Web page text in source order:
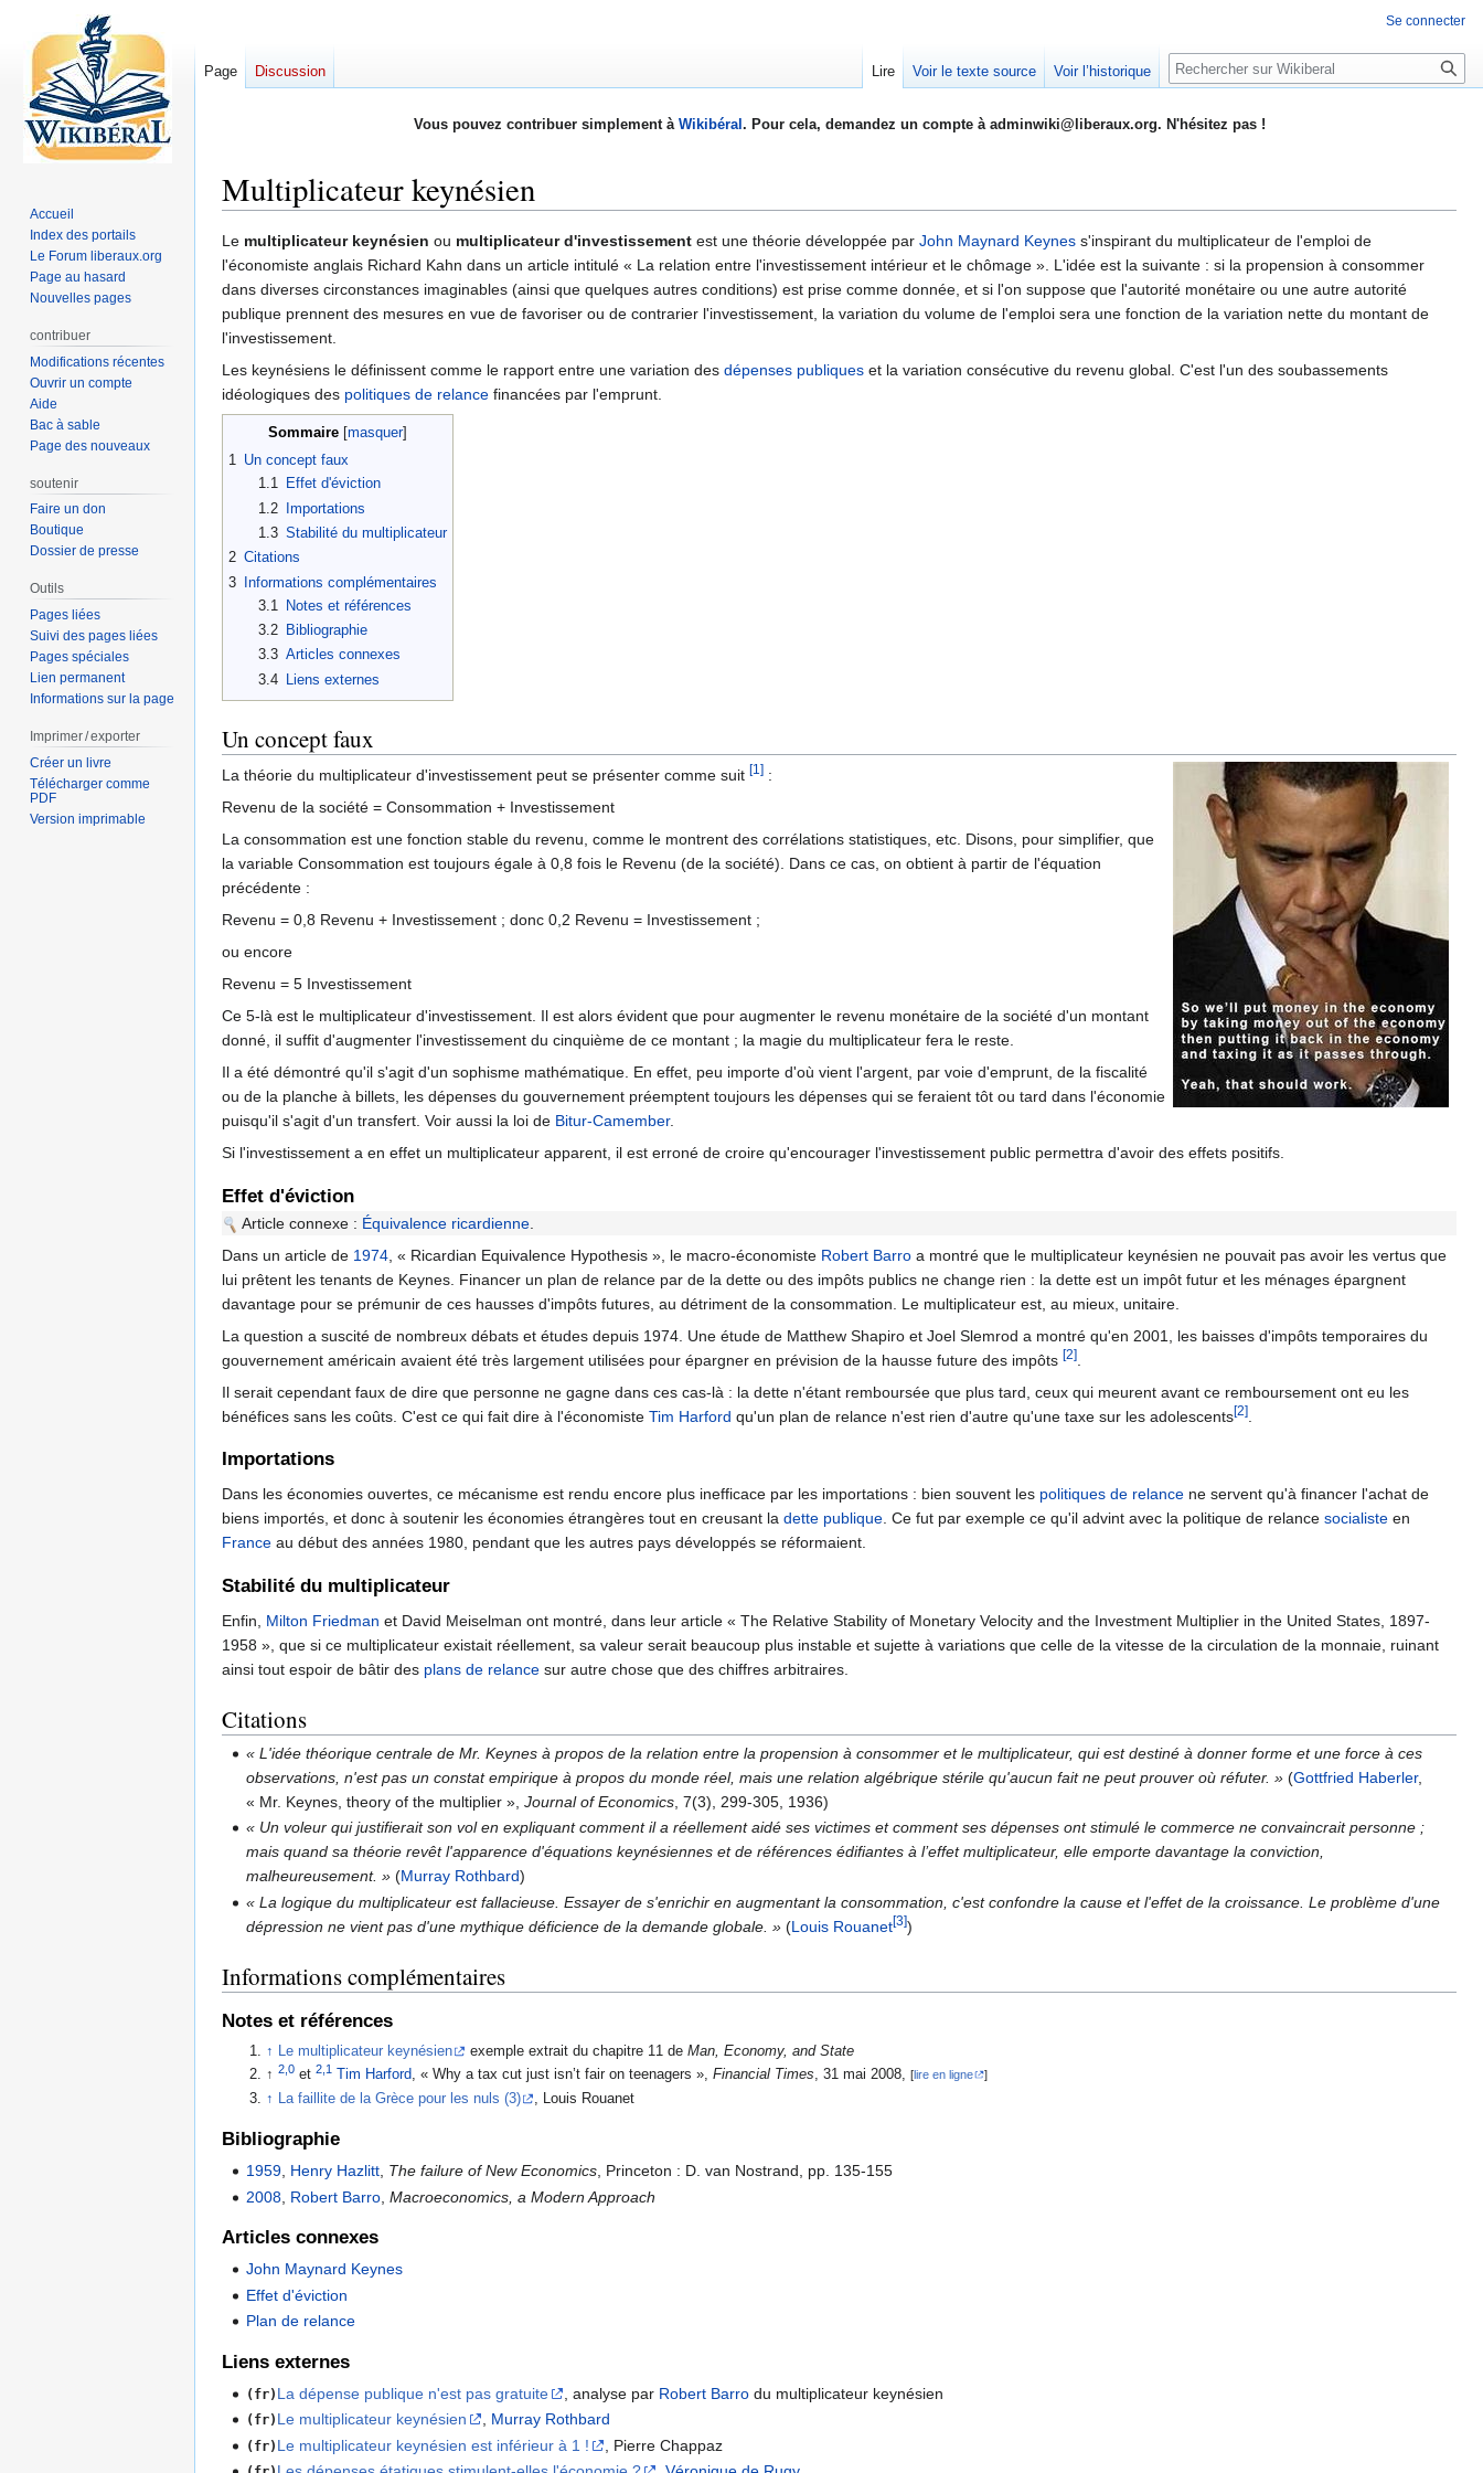
Vous pouvez contribuer simplement à Wikibéral . Pour cela, demandez un compte à adminwiki@liberaux.org. N'hésitez pas !
Multiplicateur keynésien
Aller
à
la
navigation
Aller
à
la
recherche
Le multiplicateur keynésien ou multiplicateur d'investissement est une théorie développée par John Maynard Keynes s'inspirant du multiplicateur de l'emploi de
l'économiste anglais Richard Kahn dans un article intitulé « La relation entre l'investissement intérieur et le chômage ». L'idée est la suivante : si la propension à consommer
dans diverses circonstances imaginables (ainsi que quelques autres conditions) est prise comme donnée, et si l'on suppose que l'autorité monétaire ou une autre autorité
publique prennent des mesures en vue de favoriser ou de contrarier l'investissement, la variation du volume de l'emploi sera une fonction de la variation nette du montant de
l'investissement.
Les keynésiens le définissent comme le rapport entre une variation des dépenses publiques et la variation consécutive du revenu global. C'est l'un des soubassements
idéologiques des politiques de relance financées par l'emprunt.
Sommaire
1 Un concept faux
1.1
Effet d'éviction
1.2
Importations
1.3 Stabilité du multiplicateur
2 Citations
3
Informations complémentaires
3.1
Notes et références
3.2
Bibliographie
3.3 Articles connexes
3.4
Liens externes
Un concept faux
La théorie du multiplicateur d'investissement peut se présenter comme suit [1] :
Revenu de la société = Consommation + Investissement
La consommation est une fonction stable du revenu, comme le montrent des corrélations statistiques, etc. Disons, pour simplifier, que
la variable Consommation est toujours égale à 0,8 fois le Revenu (de la société). Dans ce cas, on obtient à partir de l'équation
précédente :
Revenu = 0,8 Revenu + Investissement ; donc 0,2 Revenu = Investissement ;
ou encore
Revenu = 5 Investissement
Ce 5-là est le multiplicateur d'investissement. Il est alors évident que pour augmenter le revenu monétaire de la société d'un montant
donné, il suffit d'augmenter l'investissement du cinquième de ce montant ; la magie du multiplicateur fera le reste.
Il a été démontré qu'il s'agit d'un sophisme mathématique. En effet, peu importe d'où vient l'argent, par voie d'emprunt, de la fiscalité
ou de la planche à billets, les dépenses du gouvernement préemptent toujours les dépenses qui se feraient tôt ou tard dans l'économie
puisqu'il s'agit d'un transfert. Voir aussi la loi de Bitur-Camember.
Si l'investissement a en effet un multiplicateur apparent, il est erroné de croire qu'encourager l'investissement public permettra d'avoir des effets positifs.
Effet d'éviction
Article connexe : Équivalence ricardienne
Dans un article de 1974 , « Ricardian Equivalence Hypothesis », le macro-économiste Robert Barro a montré que le multiplicateur keynésien ne pouvait pas avoir les vertus que
lui prêtent les tenants de Keynes. Financer un plan de relance par de la dette ou des impôts publics ne change rien : la dette est un impôt futur et les ménages épargnent
davantage pour se prémunir de ces hausses d'impôts futures, au détriment de la consommation. Le multiplicateur est, au mieux, unitaire.
La question a suscité de nombreux débats et études depuis 1974. Une étude de Matthew Shapiro et Joel Slemrod a montré qu'en 2001, les baisses d'impôts temporaires du
gouvernement américain avaient été très largement utilisées pour épargner en prévision de la hausse future des impôts [2]
Il serait cependant faux de dire que personne ne gagne dans ces cas-là : la dette n'étant remboursée que plus tard, ceux qui meurent avant ce remboursement ont eu les
bénéfices sans les coûts. C'est ce qui fait dire à l'économiste Tim Harford qu'un plan de relance n'est rien d'autre qu'une taxe sur les adolescents[2]
Importations
Dans les économies ouvertes, ce mécanisme est rendu encore plus inefficace par les importations : bien souvent les politiques de relance ne servent qu'à financer l'achat de
biens importés, et donc à soutenir les économies étrangères tout en creusant la dette publique. Ce fut par exemple ce qu'il advint avec la politique de relance socialiste en
France au début des années 1980, pendant que les autres pays développés se réformaient.
Stabilité du multiplicateur
Enfin, Milton Friedman et David Meiselman ont montré, dans leur article « The Relative Stability of Monetary Velocity and the Investment Multiplier in the United States, 1897-
1958 », que si ce multiplicateur existait réellement, sa valeur serait beaucoup plus instable et sujette à variations que celle de la vitesse de la circulation de la monnaie, ruinant
ainsi tout espoir de bâtir des plans de relance sur autre chose que des chiffres arbitraires.
Citations
« L'idée théorique centrale de Mr. Keynes à propos de la relation entre la propension à consommer et le multiplicateur, qui est destiné à donner forme et une force à ces
observations, n'est pas un constat empirique à propos du monde réel, mais une relation algébrique stérile qu'aucun fait ne peut prouver où réfuter. » (Gottfried Haberler,
« Mr. Keynes, theory of the multiplier »,Journal of Economics , 7(3), 299-305, 1936)
« Un voleur qui justifierait son vol en expliquant comment il a réellement aidé ses victimes et comment ses dépenses ont stimulé le commerce ne convaincrait personne ;
mais quand sa théorie revêt l'apparence d'équations keynésiennes et de références édifiantes à l’effet multiplicateur, elle emporte davantage la conviction,
malheureusement. » (Murray Rothbard)
« La logique du multiplicateur est fallacieuse. Essayer de s'enrichir en augmentant la consommation, c'est confondre la cause et l'effet de la croissance. Le problème d'une
dépression ne vient pas d'une mythique déficience de la demande globale. » (Louis Rouanet[3])
Informations complémentaires
Notes et références
↑ Le multiplicateur keynésien exemple extrait du chapitre 11 deMan, Economy, and State
↑2,0 et2,1 Tim Harford, « Why a tax cut just isn’t fair on teenagers »,Financial Times, 31 mai 2008,[lire en ligne ]
↑ La faillite de la Grèce pour les nuls (3) , Louis Rouanet
Bibliographie
1959, Henry Hazlitt, The failure of New Economics, Princeton : D. van Nostrand, pp. 135-155
2008 Robert Barro ,Macroeconomics, a Modern Approach
Articles connexes
John Maynard Keynes
Effet d'éviction
Plan de relance
Liens externes
(fr) La dépense publique n'est pas gratuite , analyse par Robert Barro du multiplicateur keynésien
(fr) Le multiplicateur keynésien , Murray Rothbard
(fr) Le multiplicateur keynésien est inférieur à 1 ! , Pierre Chappaz
Se connecter
Page Discussion Lire Voir le texte source Voir l’historique Rechercher
Accueil
Index des portails
Le Forum liberaux.org
Page au hasard
Nouvelles pages
contribuer
Modifications récentes
Ouvrir un compte
Aide
Bac à sable
Page des nouveaux
soutenir
Faire un don
Boutique
Dossier de presse
Outils
Pages liées
Suivi des pages liées
Pages spéciales
Lien permanent
Informations sur la page
Imprimer / exporter
Créer un livre
Télécharger comme
PDF
Version imprimable